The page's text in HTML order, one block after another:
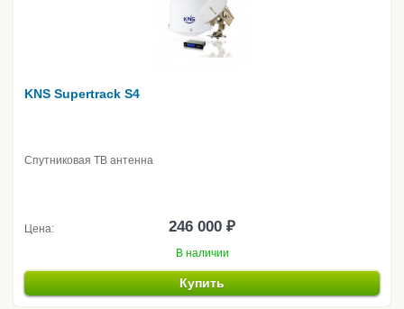
KNS Supertrack S4
Спутниковая ТВ антенна
Цена: 246 000 ₽
В наличии
Купить